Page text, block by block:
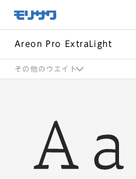
メ
ニュー
飛ばし
へ移動
Areon Pro ExtraLight
その他のウエイト